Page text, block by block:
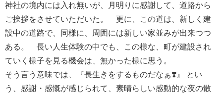
神社の境内には入れ無いが、月明りに感謝して、道路から
ご挨拶をさせていただいた。 更に、この道は、新しく建
設中の道路で、同様に、周囲には新しい家並みが出来つつ
ある。 長い人生体験の中でも、この様な、町が建設され
ていく様子を見る機会は、無かった様に思う。
そう言う意味では、『長生きをするものだなぁ❣️』 とい
う、感謝・感慨が感じられて、素晴らしい感動的な夜の散